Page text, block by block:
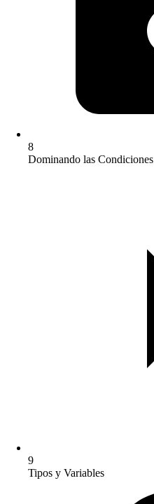
8
Dominando las Condiciones
9
Tipos y Variables